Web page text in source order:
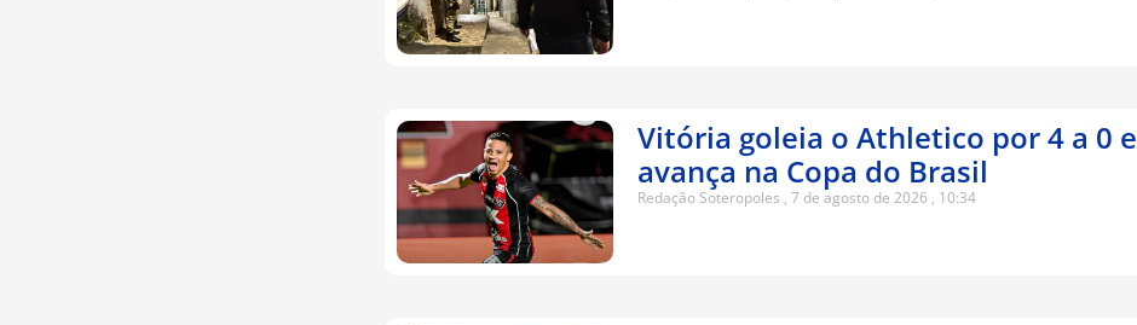
Vitória goleia o Athletico por 4 a 0 e
avança na Copa do Brasil
Redação Soteropoles 7 de agosto de 2026 10:34